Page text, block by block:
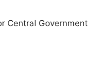
Central Government